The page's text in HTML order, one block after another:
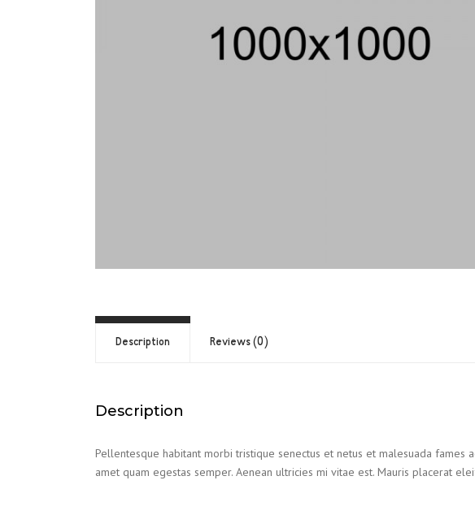
Description Reviews (0)
Description
Pellentesque habitant morbi tristique senectus et netus et malesuada
amet quam egestas semper. Aenean ultricies mi vitae est. Mauris placerat